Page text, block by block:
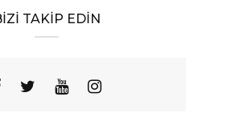
TAKİP EDİN